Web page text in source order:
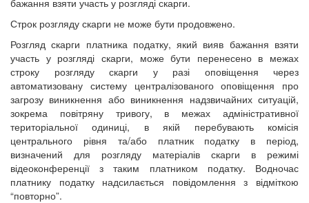
Строк розгляду скарги не може бути продовжено.
Розгляд скарги платника податку, який вияв бажання взяти
участь у розгляді скарги, може бути перенесено в межах
строку розгляду скарги у разі оповіщення через
автоматизовану систему централізованого оповіщення про
загрозу виникнення або виникнення надзвичайних ситуацій,
зокрема повітряну тривогу, в межах адміністративної
територіальної одиниці, в якій перебувають комісія
центрального рівня та/або платник податку в період,
визначений для розгляду матеріалів скарги в режимі
відеоконференції з таким платником податку. Водночас
платнику податку надсилається повідомлення з відміткою
“повторно”.